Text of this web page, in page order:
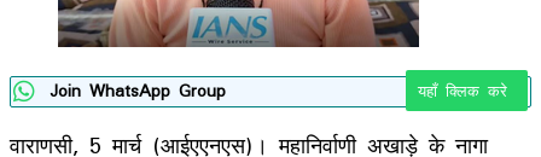
Join WhatsApp Group यहाँ क्लिक करे
वाराणसी, 5 मार्च (आईएएनएस)। महानिर्वाणी अखाड़े के नागा